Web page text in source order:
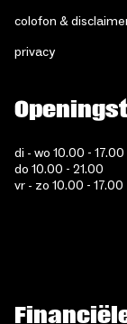
colofon &
privacy
di - wo 10.00 - 17.00
do 10.00 - 21.00
vr - zo 10.00 - 17.00